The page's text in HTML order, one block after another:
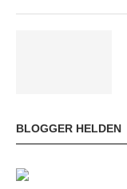
BLOGGER HELDEN